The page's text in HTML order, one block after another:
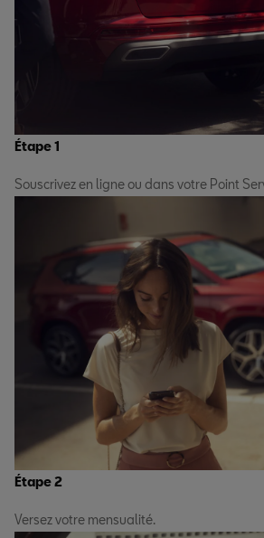
Étape 1
Souscrivez en ligne ou dans votre Point
Étape 2
Versez votre mensualité.